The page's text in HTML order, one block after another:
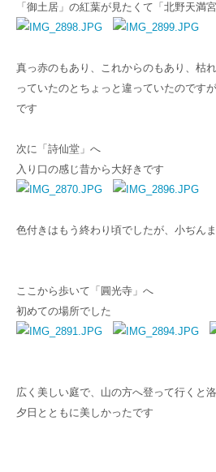
「御土居」の紅葉が見たくて「北野天満
真っ赤のもあり、これからのもあり、枯
っていたのとちょっと違っていたのです
です
次に「詩仙堂」へ
入り口の感じ昔から大好きです
色付きはもう終わり頃でしたが、小ぢん
ここから歩いて「圓光寺」へ
初めての場所でした
広く美しい庭で、山の方へ登って行くと
夕日とともに美しかったです